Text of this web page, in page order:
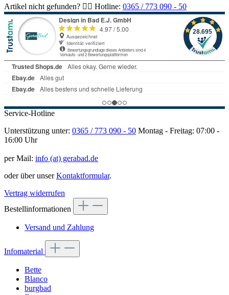
Artikel nicht gefunden? 👉🏻 Hotline: 0365 / 773 090 - 50
Service-Hotline
Unterstützung unter: 0365 / 773 090 - 50 Montag - Freitag: 07:00 -
16:00 Uhr
per Mail: info (at) gerabad.de
oder über unserKontaktformular.
Vertrag widerrufen
Bestellinformationen
Versand und Zahlung
Infomaterial
Bette
Blanco
burgbad